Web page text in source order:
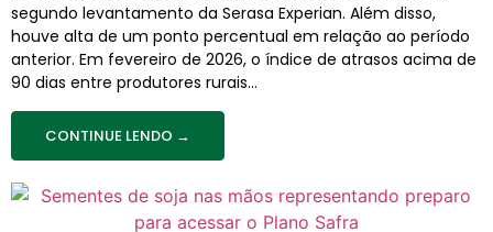
segundo levantamento da Serasa Experian. Além disso,
houve alta de um ponto percentual em relação ao período
anterior. Em fevereiro de 2026, o índice de atrasos acima de
90 dias entre produtores rurais...
CONTINUE LENDO →